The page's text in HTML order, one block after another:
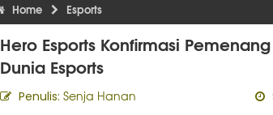
Home Esports
Hero Esports Konfirmasi
Dunia Esports
Penulis: Senja Hanan